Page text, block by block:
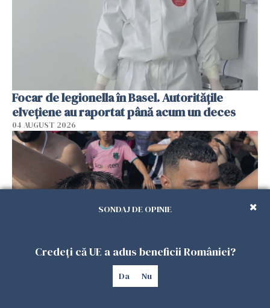
Focar de legionella în Basel. Autoritățile
elvețiene au raportat până acum un deces
04 AUGUST 2026
Italia propune centre pentru imigranți în
afara UE, pentru toată Europa, după scandalul
SONDAJ DE OPINIE
Credeți că UE a adus beneficii României?
Da Nu